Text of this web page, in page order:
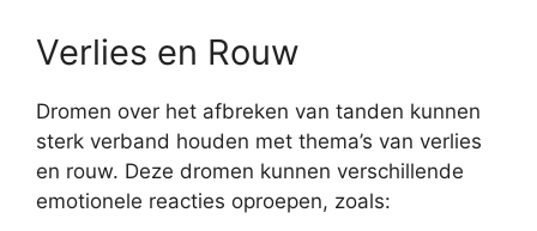
Verlies en Rouw
Dromen over het afbreken van tanden kunnen
sterk verband houden met thema’s van verlies
en rouw. Deze dromen kunnen verschillende
emotionele reacties oproepen, zoals: